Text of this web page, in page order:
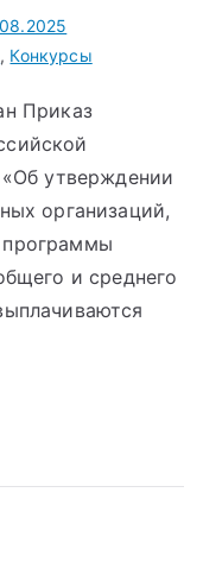
, Конкурсы
Приказ
утверждении
организаций,
программы
и среднего